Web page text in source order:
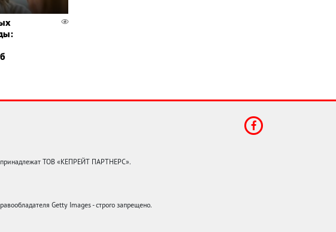
ТОВ «КЕПРЕЙТ ПАРТНЕРС».
Getty Images - строго запрещено.